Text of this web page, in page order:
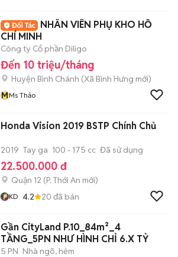
NHÂN VIÊN PHỤ KHO HỒ
CHÍ MINH
Công ty Cổ phần Diligo
Đến 10 triệu/tháng
Huyện Bình Chánh (Xã Bình Hưng mới)
MMs Thảo
Honda Vision 2019 BSTP Chính Chủ
2019 Tay ga 100 - 175 cc Đã sử dụng
22.500.000 đ
Quận 12 (P. Thới An mới)
KD 4.2 20 đã bán
Gần CityLand P.10_84m²_4
TẦNG_5PN NHƯ HÌNH CHỈ 6.X TỶ
5 PN Nhà ngõ, hẻm